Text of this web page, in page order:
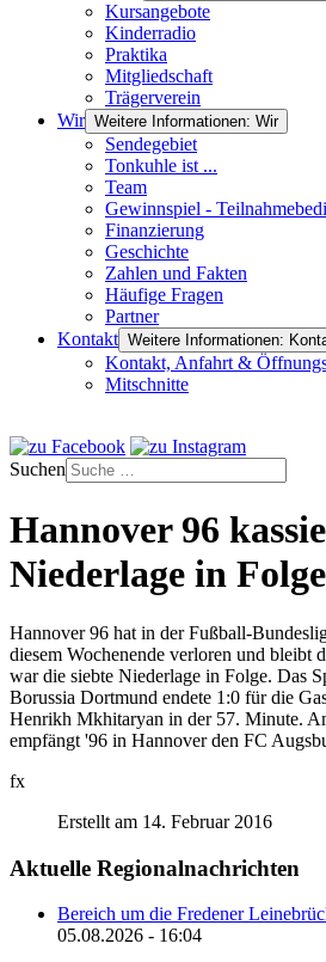
Kursangebote
Kinderradio
Praktika
Mitgliedschaft
Trägerverein
Wir Weitere Informationen: Wir
Sendegebiet
Tonkuhle ist ...
Team
Gewinnspiel -
Finanzierung
Geschichte
Zahlen und Fakten
Häufige Fragen
Partner
Kontakt Weitere Informationen:
Kontakt, Anfahrt &
Mitschnitte
Suchen
Hannover 96
Niederlage in Folge
Hannover 96 hat in der Fußball-
diesem Wochenende verloren und bleibt
war die siebte Niederlage in Folge. Das
Borussia Dortmund endete 1:0 für die
Henrikh Mkhitaryan in der 57. Minute.
empfängt '96 in Hannover den FC
fx
Erstellt am 14. Februar 2016
Aktuelle Regionalnachrichten
Bereich um die Fredener
05.08.2026 - 16:04